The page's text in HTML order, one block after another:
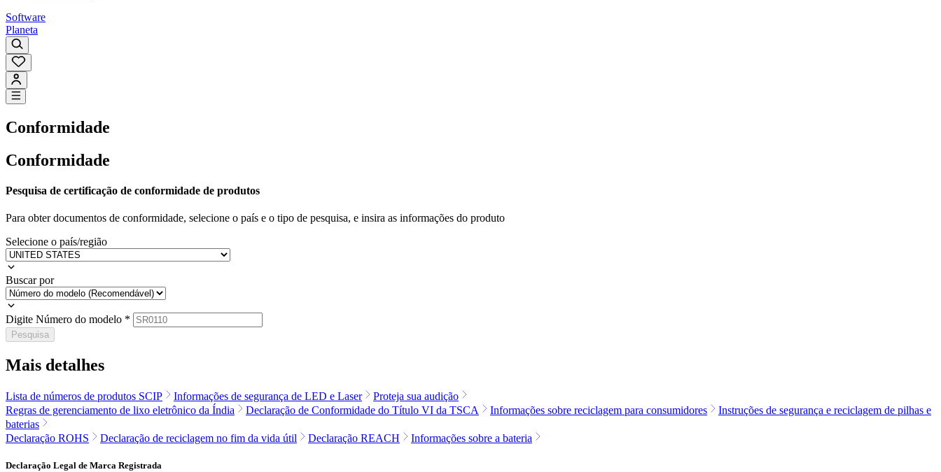
Software
Planeta
Conformidade
Conformidade
Pesquisa de certificação de conformidade de produtos
Para obter documentos de conformidade, selecione o país e o tipo de pesquisa, e insira as informações do produto
Selecione o país/região
Buscar por
Digite Número do modelo *
Pesquisa
Mais detalhes
Lista de números de produtos SCIP Informações de segurança de LED e Laser
Proteja sua audição
Regras de gerenciamento de lixo eletrônico da Índia
Declaração de Conformidade do Título VI da TSCA Informações sobre reciclagem para consumidores
Instruções de segurança e reciclagem de pilhas e
baterias
Declaração ROHS
Declaração de reciclagem no fim da vida útil Declaração REACH Informações sobre a bateria
Declaração Legal de Marca Registrada